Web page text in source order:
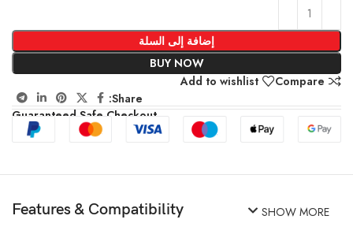
إضافة إلى السلة
BUY NOW
Compare
Add to wishlist
Share:
Guaranteed Safe Checkout
Features & Compatibility SHOW MORE